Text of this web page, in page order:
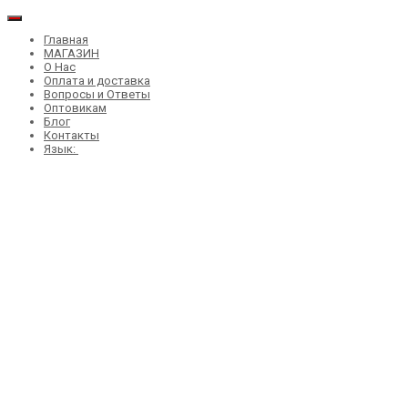
Главная
МАГАЗИН
О Нас
Оплата и доставка
Вопросы и Ответы
Оптовикам
Блог
Контакты
Язык: